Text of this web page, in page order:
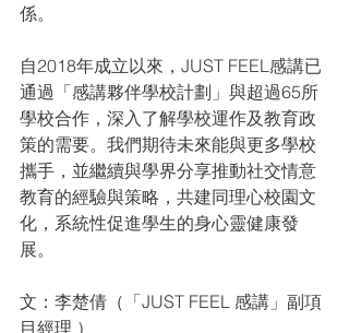
係。
自2018年成立以來，JUST FEEL感講已
通過「感講夥伴學校計劃」與超過65所
學校合作，深入了解學校運作及教育政
策的需要。我們期待未來能與更多學校
攜手，並繼續與學界分享推動社交情意
教育的經驗與策略，共建同理心校園文
化，系統性促進學生的身心靈健康發
展。
文：李楚倩（「JUST FEEL 感講」副項
目經理 ）